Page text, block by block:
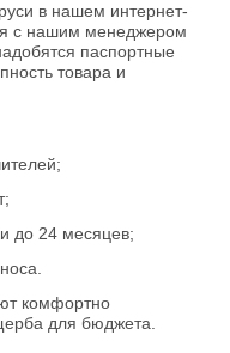
в нашем интернет-
с нашим менеджером
паспортные
товара и
до 24 месяцев;
комфортно
для бюджета.